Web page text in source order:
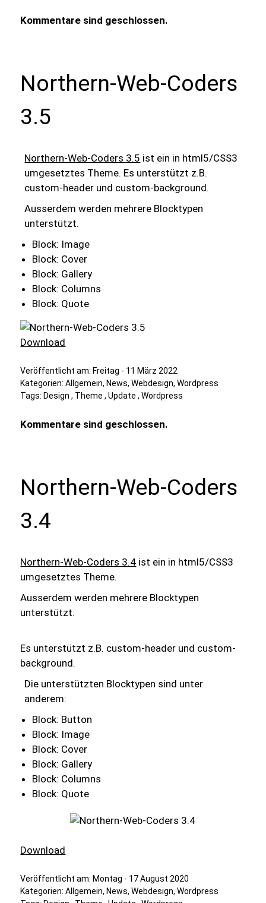
Kommentare sind geschlossen.
Northern-Web-Coders
3.5
Northern-Web-Coders 3.5 ist ein in html5/CSS3
umgesetztes Theme. Es unterstützt z.B.
custom-header und custom-background.
Ausserdem werden mehrere Blocktypen
unterstützt.
Block: Image
Block: Cover
Block: Gallery
Block: Columns
Block: Quote
Download
Veröffentlicht am: Freitag - 11 März 2022
Kategorien:Allgemein, News,Webdesign,Wordpress
Tags: Design , Theme ,Update ,Wordpress
Kommentare sind geschlossen.
Northern-Web-Coders
3.4
Northern-Web-Coders 3.4 ist ein in html5/CSS3
umgesetztes Theme.
Ausserdem werden mehrere Blocktypen
unterstützt.
Es unterstützt z.B. custom-header und custom-
background.
Die unterstützten Blocktypen sind unter
anderem:
Block: Button
Block: Image
Block: Cover
Block: Gallery
Block: Columns
Block: Quote
Download
Veröffentlicht am: Montag - 17 August 2020
Kategorien:Allgemein, News,Webdesign,Wordpress